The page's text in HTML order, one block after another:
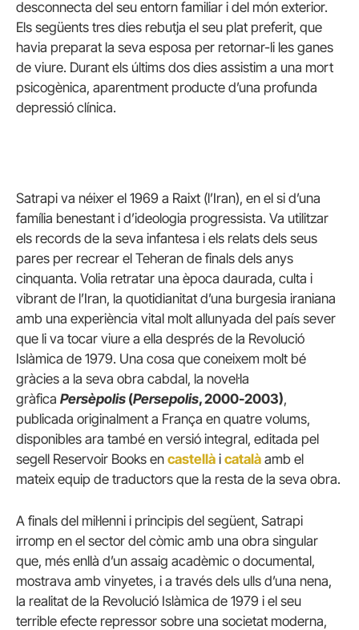
desconnecta del seu entorn familiar i del món exterior.
Els següents tres dies rebutja el seu plat preferit, que
havia preparat la seva esposa per retornar-li les ganes
de viure. Durant els últims dos dies assistim a una mort
psicogènica, aparentment producte d’una profunda
depressió clínica.
Satrapi va néixer el 1969 a Raixt (l’Iran), en el si d’una
família benestant i d’ideologia progressista. Va utilitzar
els records de la seva infantesa i els relats dels seus
pares per recrear el Teheran de finals dels anys
cinquanta. Volia retratar una època daurada, culta i
vibrant de l’Iran, la quotidianitat d’una burgesia iraniana
amb una experiència vital molt allunyada del país sever
que li va tocar viure a ella després de la Revolució
Islàmica de 1979. Una cosa que coneixem molt bé
gràcies a la seva obra cabdal, la novel·la
gràfica Persèpolis (Persepolis, 2000-2003),
publicada originalment a França en quatre volums,
disponibles ara també en versió integral, editada pel
segell Reservoir Books en castellà i català amb el
mateix equip de traductors que la resta de la seva obra.
A finals del mil·lenni i principis del següent, Satrapi
irromp en el sector del còmic amb una obra singular
que, més enllà d’un assaig acadèmic o documental,
mostrava amb vinyetes, i a través dels ulls d’una nena,
la realitat de la Revolució Islàmica de 1979 i el seu
terrible efecte repressor sobre una societat moderna,